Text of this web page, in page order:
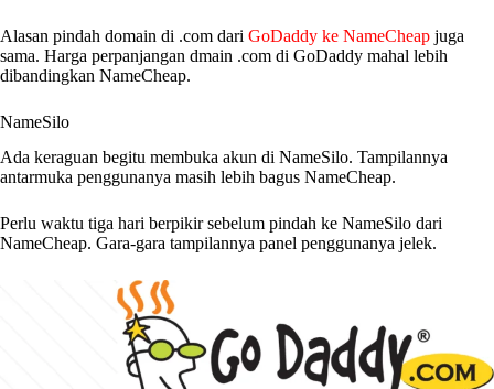
Alasan pindah domain di .com dari GoDaddy ke NameCheap juga
sama. Harga perpanjangan dmain .com di GoDaddy mahal lebih
dibandingkan NameCheap.
NameSilo
Ada keraguan begitu membuka akun di NameSilo. Tampilannya
antarmuka penggunanya masih lebih bagus NameCheap.
Perlu waktu tiga hari berpikir sebelum pindah ke NameSilo dari
NameCheap. Gara-gara tampilannya panel penggunanya jelek.